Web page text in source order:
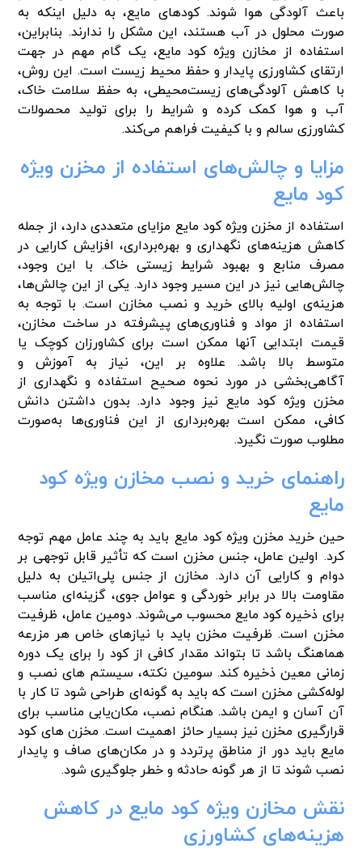
باعث آلودگی هوا شوند. کودهای مایع، به دلیل اینکه به
صورت محلول در آب هستند، این مشکل را ندارند. بنابراین،
استفاده از مخازن ویژه کود مایع، یک گام مهم در جهت
ارتقای کشاورزی پایدار و حفظ محیط زیست است. این روش،
با کاهش آلودگی‌های زیست‌محیطی، به حفظ سلامت خاک،
آب و هوا کمک کرده و شرایط را برای تولید محصولات
کشاورزی سالم و با کیفیت فراهم می‌کند.
مزایا و چالش‌های استفاده از مخزن ویژه
کود مایع
استفاده از مخزن ویژه کود مایع مزایای متعددی دارد، از جمله
کاهش هزینه‌های نگهداری و بهره‌برداری، افزایش کارایی در
مصرف منابع و بهبود شرایط زیستی خاک. با این وجود،
چالش‌هایی نیز در این مسیر وجود دارد. یکی از این چالش‌ها،
هزینه‌ی اولیه بالای خرید و نصب مخازن است. با توجه به
استفاده از مواد و فناوری‌های پیشرفته در ساخت مخازن،
قیمت ابتدایی آنها ممکن است برای کشاورزان کوچک یا
متوسط بالا باشد. علاوه بر این، نیاز به آموزش و
آگاهی‌بخشی در مورد نحوه‌ صحیح استفاده و نگهداری از
مخزن ویژه کود مایع نیز وجود دارد. بدون داشتن دانش
کافی، ممکن است بهره‌برداری از این فناوری‌ها به‌صورت
مطلوب صورت نگیرد.
راهنمای خرید و نصب مخازن ویژه کود
مایع
حین خرید مخزن ویژه کود مایع باید به چند عامل مهم توجه
کرد. اولین عامل، جنس مخزن است که تأثیر قابل توجهی بر
دوام و کارایی آن دارد. مخازن از جنس پلی‌اتیلن به دلیل
مقاومت بالا در برابر خوردگی و عوامل جوی، گزینه‌ای مناسب
برای ذخیره کود مایع محسوب می‌شوند. دومین عامل، ظرفیت
مخزن است. ظرفیت مخزن باید با نیازهای خاص هر مزرعه
هماهنگ باشد تا بتواند مقدار کافی از کود را برای یک دوره
زمانی معین ذخیره کند. سومین نکته، سیستم های نصب و
لوله‌کشی مخزن است که باید به گونه‌ای طراحی شود تا کار با
آن آسان و ایمن باشد. هنگام نصب، مکان‌یابی مناسب برای
قرارگیری مخزن نیز بسیار حائز اهمیت است. مخزن های کود
مایع باید دور از مناطق پرتردد و در مکان‌های صاف و پایدار
نصب شوند تا از هر گونه حادثه و خطر جلوگیری شود.
نقش مخازن ویژه کود مایع در کاهش
هزینه‌های کشاورزی